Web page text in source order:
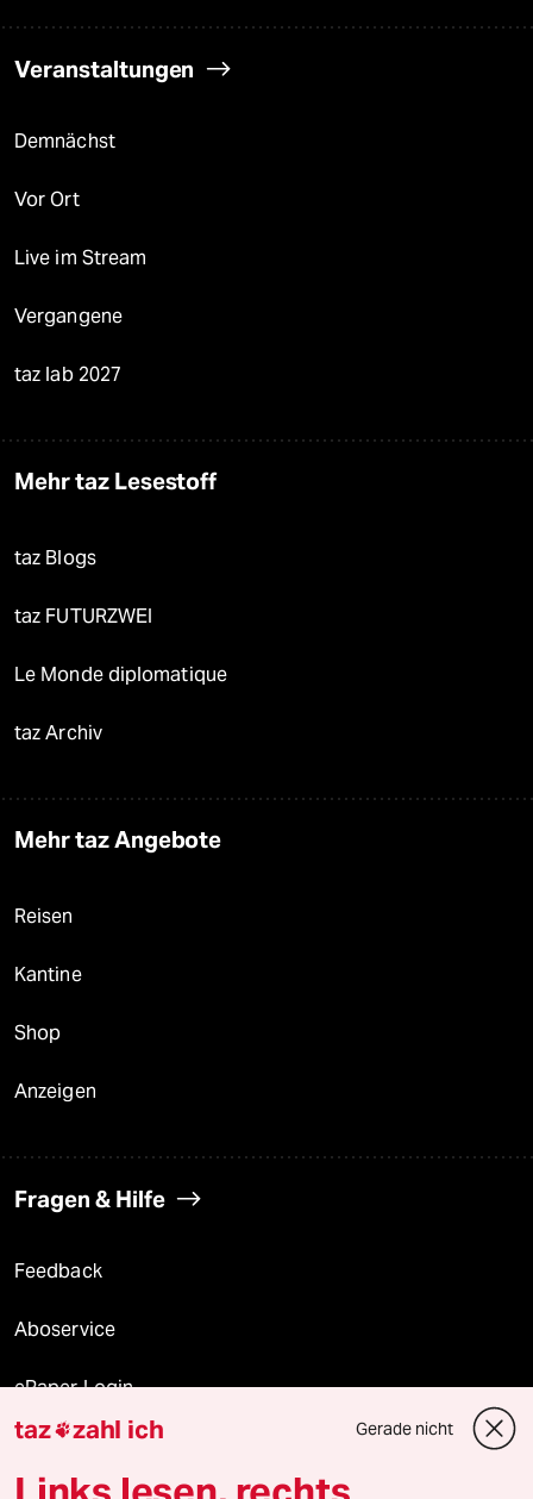
Veranstaltungen
Demnächst
Vor Ort
Live im Stream
Vergangene
taz lab 2027
Mehr taz Lesestoff
taz Blogs
taz FUTURZWEI
Le Monde diplomatique
taz Archiv
Mehr taz Angebote
Reisen
Kantine
Shop
Anzeigen
Fragen & Hilfe
Feedback
Aboservice
ePaper Login
Downloads für Abonnierende
taz zahl ich Gerade nicht